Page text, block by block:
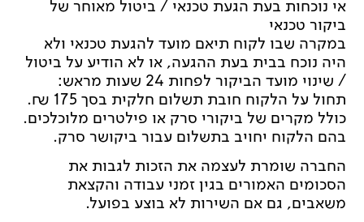
אי נוכחות בעת הגעת טכנאי / ביטול מאוחר של
ביקור טכנאי
במקרה שבו לקוח תיאם מועד להגעת טכנאי ולא
היה נוכח בבית בעת ההגעה, או לא הודיע על ביטול
/ שינוי מועד הביקור לפחות 24 שעות מראש:
תחול על הלקוח חובת תשלום חלקית בסך 175 ₪.
כולל מקרים של ביקורי סרק או פילטרים מלוכלכים.
בהם הלקוח יחויב בתשלום עבור ביקושר סרק.
החברה שומרת לעצמה את הזכות לגבות את
הסכומים האמורים בגין זמני עבודה והקצאת
משאבים, גם אם השירות לא בוצע בפועל.